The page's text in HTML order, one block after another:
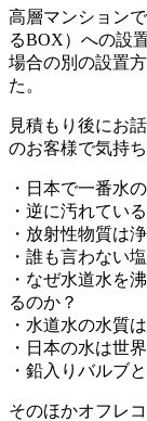
高層マンション
るBOX）への設
場合の別の設置
た。
見積もり後にお
のお客様で気持
・日本で一番水
・逆に汚れてい
・放射性物質は
・誰も言わない
・なぜ水道水を
るのか？
・水道水の水質
・日本の水は世
・鉛入りバルブ
そのほかオフレ